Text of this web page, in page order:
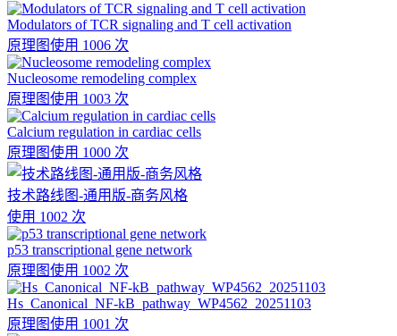
Modulators of TCR signaling and T cell activation
原理图使用 1006 次
Nucleosome remodeling complex
原理图使用 1003 次
Calcium regulation in cardiac cells
原理图使用 1000 次
技术路线图-通用版-商务风格
使用 1002 次
p53 transcriptional gene network
原理图使用 1002 次
Hs_Canonical_NF-kB_pathway_WP4562_20251103
原理图使用 1001 次